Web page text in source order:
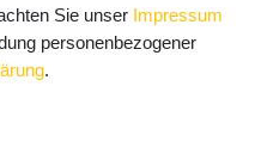
dieDaten­schutz­erklärung
Sie unser Impressum
personenbezogener
.